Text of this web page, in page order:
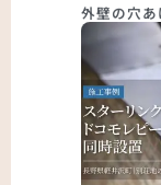
外壁の穴